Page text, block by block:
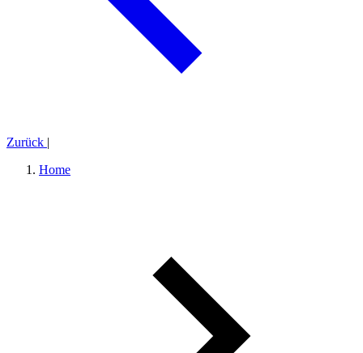
Zurück |
Home